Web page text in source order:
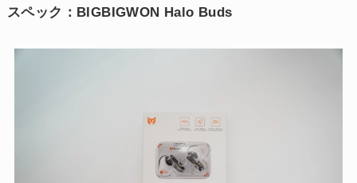
スペック：BIGBIGWON Halo Buds